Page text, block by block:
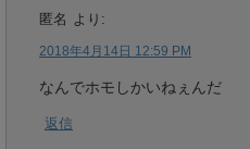
匿名 より:
2018年4月14日 12:59 PM
なんでホモしかいねぇんだ
返信